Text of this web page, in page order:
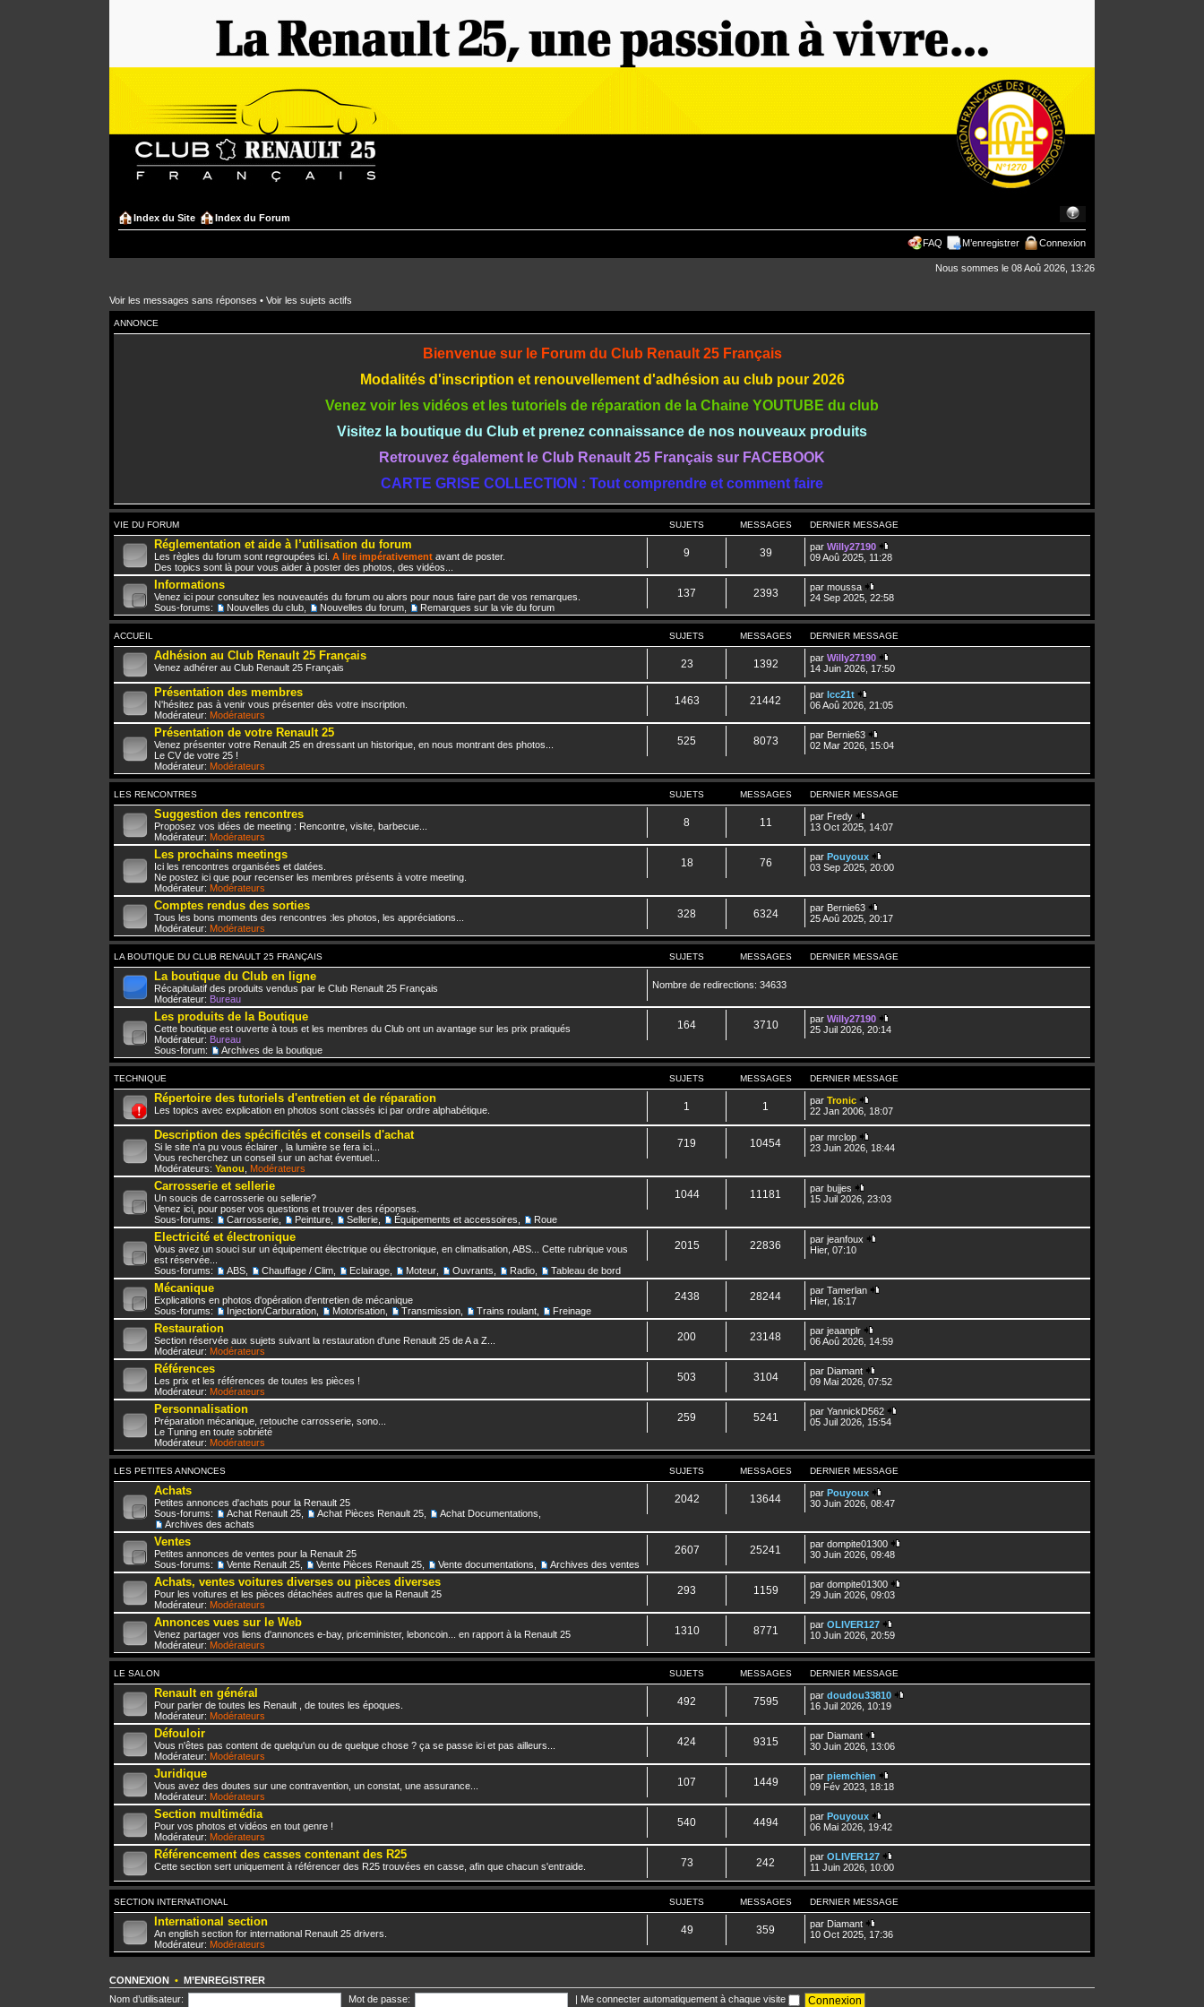
Index du Site Index du Forum
FAQ M’enregistrer Connexion
Nous sommes le 08 Aoû 2026, 13:26
Voir les messages sans réponses • Voir les sujets actifs
ANNONCE
Bienvenue sur le Forum du Club Renault 25 Français
Modalités d'inscription et renouvellement d'adhésion au club pour 2026
Venez voir les vidéos et les tutoriels de réparation de la Chaine YOUTUBE du club
Visitez la boutique du Club et prenez connaissance de nos nouveaux produits
Retrouvez également le Club Renault 25 Français sur FACEBOOK
CARTE GRISE COLLECTION : Tout comprendre et comment faire
VIE DU FORUM SUJETS MESSAGES DERNIER MESSAGE
Réglementation et aide à l’utilisation du forum
Les règles du forum sont regroupées ici. A lire impérativement avant de poster.
Des topics sont là pour vous aider à poster des photos, des vidéos...
9 39 parWilly27190
09 Aoû 2025, 11:28
Informations
Venez ici pour consultez les nouveautés du forum ou alors pour nous faire part de vos remarques.
Sous-forums:
Nouvelles du club Nouvelles du forum Remarques sur la vie du forum
137 2393 parmoussa
24 Sep 2025, 22:58
ACCUEIL SUJETS MESSAGES DERNIER MESSAGE
Adhésion au Club Renault 25 Français
Venez adhérer au Club Renault 25 Français 23 1392 parWilly27190
14 Juin 2026, 17:50
Présentation des membres
N'hésitez pas à venir vous présenter dès votre inscription.
Modérateur: Modérateurs
1463 21442 parlcc21t
06 Aoû 2026, 21:05
Présentation de votre Renault 25
Venez présenter votre Renault 25 en dressant un historique, en nous montrant des photos...
Le CV de votre 25 !
Modérateur: Modérateurs
525 8073 par Bernie63
02 Mar 2026, 15:04
LES RENCONTRES SUJETS MESSAGES DERNIER MESSAGE
Suggestion des rencontres
Proposez vos idées de meeting : Rencontre, visite, barbecue...
Modérateur: Modérateurs
8 11 par Fredy
13 Oct 2025, 14:07
Les prochains meetings
Ici les rencontres organisées et datées.
Ne postez ici que pour recenser les membres présents à votre meeting.
Modérateur: Modérateurs
18 76 parPouyoux
03 Sep 2025, 20:00
Comptes rendus des sorties
Tous les bons moments des rencontres :les photos, les appréciations...
Modérateur: Modérateurs
328 6324 par Bernie63
25 Aoû 2025, 20:17
LA BOUTIQUE DU CLUB RENAULT 25 FRANÇAIS SUJETS MESSAGES DERNIER MESSAGE
La boutique du Club en ligne
Récapitulatif des produits vendus par le Club Renault 25 Français
Modérateur: Bureau
Nombre de redirections: 34633
Les produits de la Boutique
Cette boutique est ouverte à tous et les membres du Club ont un avantage sur les prix pratiqués
Modérateur: Bureau
Sous-forum:
Archives de la boutique
164 3710 parWilly27190
25 Juil 2026, 20:14
TECHNIQUE SUJETS MESSAGES DERNIER MESSAGE
Répertoire des tutoriels d'entretien et de réparation
Les topics avec explication en photos sont classés ici par ordre alphabétique. 1 1 parTronic
22 Jan 2006, 18:07
Description des spécificités et conseils d'achat
Si le site n'a pu vous éclairer , la lumière se fera ici...
Vous recherchez un conseil sur un achat éventuel...
Modérateurs: Yanou Modérateurs
719 10454 parmrclop
23 Juin 2026, 18:44
Carrosserie et sellerie
Un soucis de carrosserie ou sellerie?
Venez ici, pour poser vos questions et trouver des réponses.
Sous-forums:
Carrosserie Peinture Sellerie Équipements et accessoires Roue
1044 11181 parbujjes
15 Juil 2026, 23:03
Electricité et électronique
Vous avez un souci sur un équipement électrique ou électronique, en climatisation, ABS... Cette rubrique vous
est réservée...
Sous-forums:
ABS Chauffage / Clim Eclairage Moteur Ouvrants Radio Tableau de bord
2015 22836 parjeanfoux
Hier, 07:10
Mécanique
Explications en photos d'opération d'entretien de mécanique
Sous-forums:
Injection/Carburation Motorisation Transmission Trains roulant Freinage
2438 28244 parTamerlan
Hier, 16:17
Restauration
Section réservée aux sujets suivant la restauration d'une Renault 25 de A a Z...
Modérateur: Modérateurs
200 23148 parjeaanplr
06 Aoû 2026, 14:59
Références
Les prix et les références de toutes les pièces !
Modérateur: Modérateurs
503 3104 par Diamant
09 Mai 2026, 07:52
Personnalisation
Préparation mécanique, retouche carrosserie, sono...
Le Tuning en toute sobriété
Modérateur: Modérateurs
259 5241 parYannickD562
05 Juil 2026, 15:54
LES PETITES ANNONCES SUJETS MESSAGES DERNIER MESSAGE
Achats
Petites annonces d'achats pour la Renault 25
Sous-forums:
Achat Renault 25 Achat Pièces Renault 25 Achat Documentations
Archives des achats
2042 13644 parPouyoux
30 Juin 2026, 08:47
Ventes
Petites annonces de ventes pour la Renault 25
Sous-forums:
Vente Renault 25 Vente Pièces Renault 25 Vente documentations Archives des ventes
2607 25241 pardompite01300
30 Juin 2026, 09:48
Achats, ventes voitures diverses ou pièces diverses
Pour les voitures et les pièces détachées autres que la Renault 25
Modérateur: Modérateurs
293 1159 pardompite01300
29 Juin 2026, 09:03
Annonces vues sur le Web
Venez partager vos liens d'annonces e-bay, priceminister, leboncoin... en rapport à la Renault 25
Modérateur: Modérateurs
1310 8771 parOLIVER127
10 Juin 2026, 20:59
LE SALON SUJETS MESSAGES DERNIER MESSAGE
Renault en général
Pour parler de toutes les Renault , de toutes les époques.
Modérateur: Modérateurs
492 7595 pardoudou33810
16 Juil 2026, 10:19
Défouloir
Vous n'êtes pas content de quelqu'un ou de quelque chose ? ça se passe ici et pas ailleurs...
Modérateur: Modérateurs
424 9315 par Diamant
30 Juin 2026, 13:06
Juridique
Vous avez des doutes sur une contravention, un constat, une assurance...
Modérateur: Modérateurs
107 1449 parpiemchien
09 Fév 2023, 18:18
Section multimédia
Pour vos photos et vidéos en tout genre !
Modérateur: Modérateurs
540 4494 parPouyoux
06 Mai 2026, 19:42
Référencement des casses contenant des R25
Cette section sert uniquement à référencer des R25 trouvées en casse, afin que chacun s'entraide. 73 242 parOLIVER127
11 Juin 2026, 10:00
SECTION INTERNATIONAL SUJETS MESSAGES DERNIER MESSAGE
International section
An english section for international Renault 25 drivers.
Modérateur: Modérateurs
49 359 par Diamant
10 Oct 2025, 17:36
CONNEXION • M’ENREGISTRER
Nom d’utilisateur:
Mot de passe: Me connecter automatiquement à chaque visite